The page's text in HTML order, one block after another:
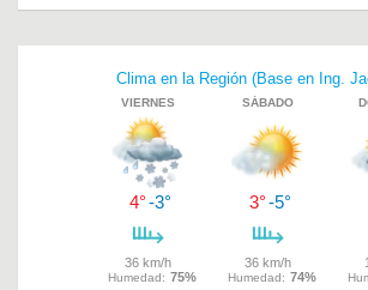
ce at
s
A
p
p
tt
er
Navegación
entradas